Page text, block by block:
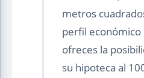
metros
perfil económico
ofreces la
su hipoteca al